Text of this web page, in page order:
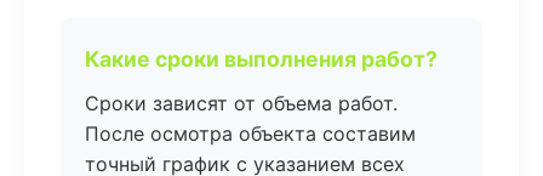
Какие сроки выполнения работ?
Сроки зависят от объема работ.
После осмотра объекта составим
точный график с указанием всех